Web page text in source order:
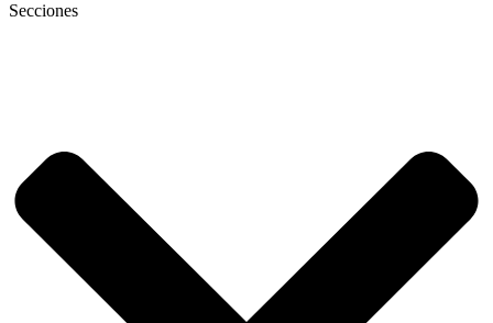
Secciones